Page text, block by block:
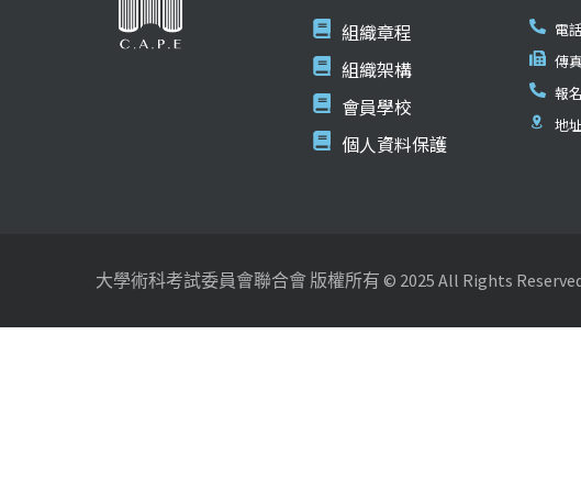
組織章程
組織架構
會員學校
個人資料保護
電
傳
報
地
大學術科考試委員會聯合會 版權所有 © 2025 All Rights